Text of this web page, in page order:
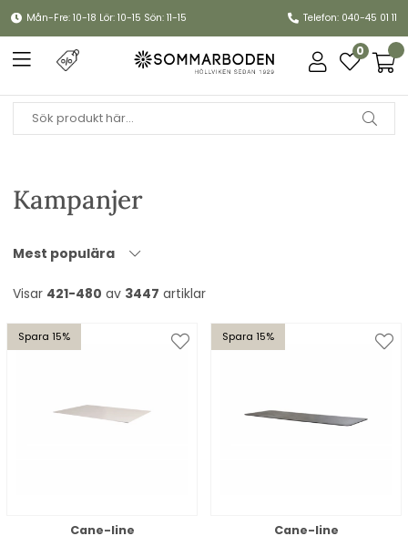
Mån-Fre: 10-18 Lör: 10-15 Sön: 11-15 Telefon: 040-45 01 11
0
Kampanjer
Mest populära
Visar 421-480 av 3447 artiklar
Spara 15%
Cane-line
Spara 15%
Cane-line